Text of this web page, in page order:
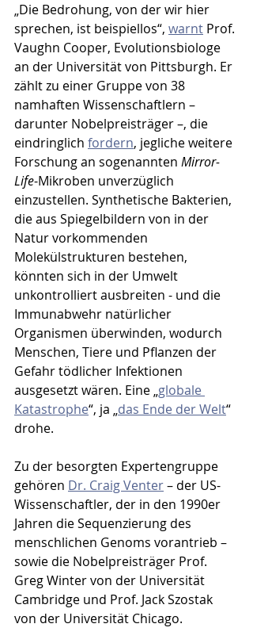
„Die Bedrohung, von der wir hier
sprechen, ist beispiellos“, warnt Prof.
Vaughn Cooper, Evolutionsbiologe
an der Universität von Pittsburgh. Er
zählt zu einer Gruppe von 38
namhaften Wissenschaftlern –
darunter Nobelpreisträger –, die
eindringlich fordern, jegliche weitere
Forschung an sogenannten Mirror-
Life-Mikroben unverzüglich
einzustellen. Synthetische Bakterien,
die aus Spiegelbildern von in der
Natur vorkommenden
Molekülstrukturen bestehen,
könnten sich in der Umwelt
unkontrolliert ausbreiten - und die
Immunabwehr natürlicher
Organismen überwinden, wodurch
Menschen, Tiere und Pflanzen der
Gefahr tödlicher Infektionen
ausgesetzt wären. Eine „globale
Katastrophe“, ja „das Ende der Welt“
drohe.
Zu der besorgten Expertengruppe
gehören Dr. Craig Venter – der US-
Wissenschaftler, der in den 1990er
Jahren die Sequenzierung des
menschlichen Genoms vorantrieb –
sowie die Nobelpreisträger Prof.
Greg Winter von der Universität
Cambridge und Prof. Jack Szostak
von der Universität Chicago.